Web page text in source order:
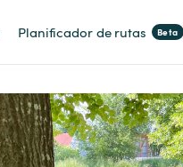
Planificador de rutas Beta